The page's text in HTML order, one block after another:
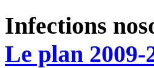
Infections
Le plan 2009-